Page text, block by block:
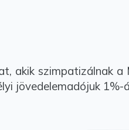
akik szimpatizálnak
jövedelemadójuk 1%-